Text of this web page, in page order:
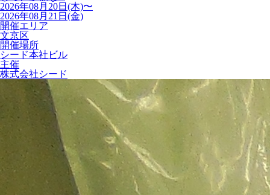
2026年08月20日(木)〜
2026年08月21日(金)
開催エリア
文京区
開催場所
シード本社ビル
主催
株式会社シード